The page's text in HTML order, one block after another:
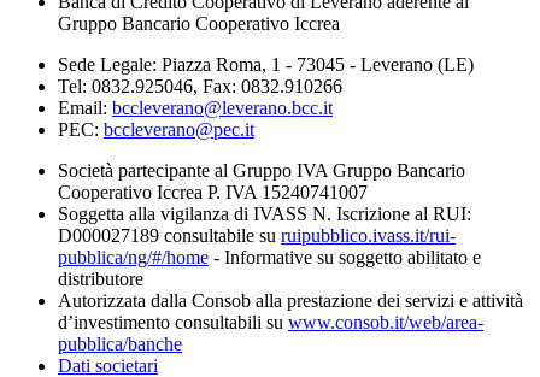
Gruppo Bancario Cooperativo Iccrea
Sede Legale: Piazza Roma, 1 - 73045 - Leverano (LE)
Tel: 0832.925046, Fax: 0832.910266
Email: bccleverano@leverano.bcc.it
PEC: bccleverano@pec.it
Società partecipante al Gruppo IVA Gruppo Bancario
Cooperativo Iccrea P. IVA 15240741007
Soggetta alla vigilanza di IVASS N. Iscrizione al RUI:
D000027189 consultabile su ruipubblico.ivass.it/rui-
pubblica/ng/#/home - Informative su soggetto abilitato e
distributore
Autorizzata dalla Consob alla prestazione dei servizi e attività
d’investimento consultabili su www.consob.it/web/area-
pubblica/banche
Dati societari